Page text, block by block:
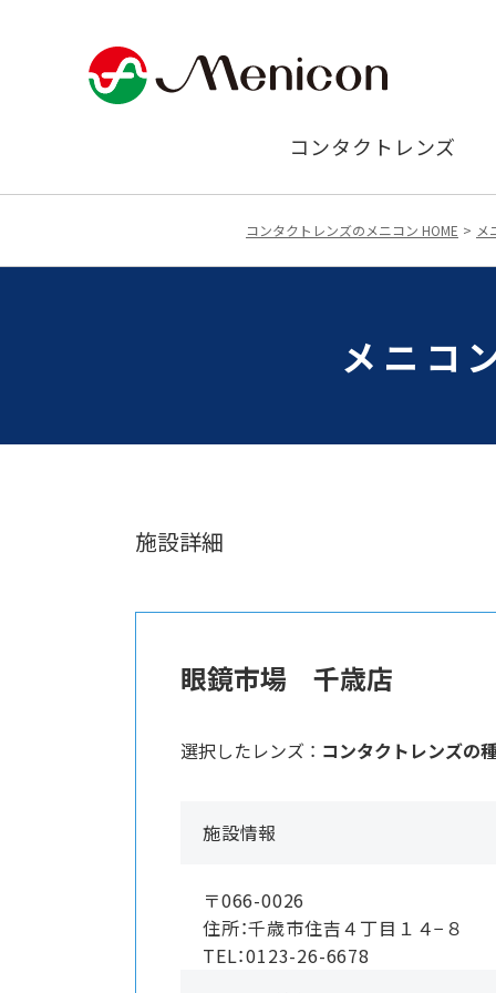
コンタクトレンズ
コンタクトレンズのメニコン HOME メ
メニコ
施設詳細
眼鏡市場 千歳店
選択したレンズ ： コンタクトレンズの
施設情報
〒066-0026
住所：千歳市住吉４丁目１４−８
TEL：0123-26-6678